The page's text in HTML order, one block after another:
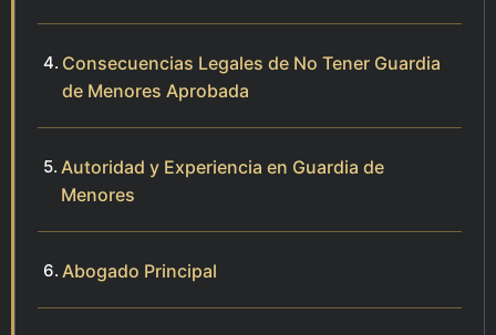
Consecuencias Legales de No Tener Guardia
de Menores Aprobada
Autoridad y Experiencia en Guardia de
Menores
Abogado Principal